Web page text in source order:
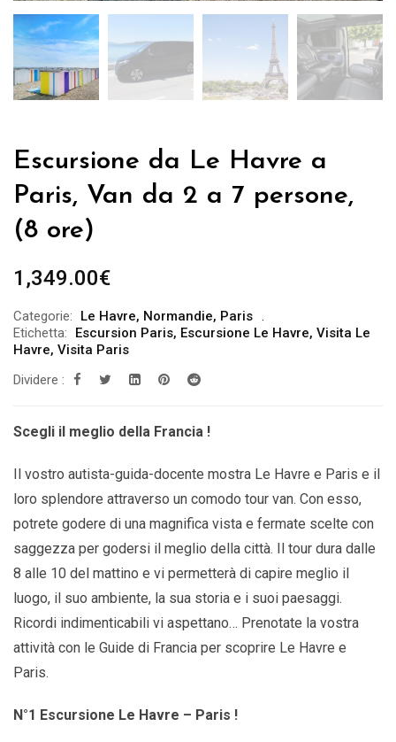
Escursione da Le Havre a
Paris, Van da 2 a 7 persone,
(8 ore)
1,349.00€
Categorie: Le Havre, Normandie, Paris
Etichetta:
Escursion Paris, Escursione Le Havre, Visita Le
Havre, Visita Paris
Dividere :
Scegli il meglio della Francia !
Il vostro autista-guida-docente mostra Le Havre e Paris e il
loro splendore attraverso un comodo tour van. Con esso,
potrete godere di una magnifica vista e fermate scelte con
saggezza per godersi il meglio della città. Il tour dura dalle
8 alle 10 del mattino e vi permetterà di capire meglio il
luogo, il suo ambiente, la sua storia e i suoi paesaggi.
Ricordi indimenticabili vi aspettano… Prenotate la vostra
attività con le Guide di Francia per scoprire Le Havre e
Paris.
N°1 Escursione Le Havre – Paris !